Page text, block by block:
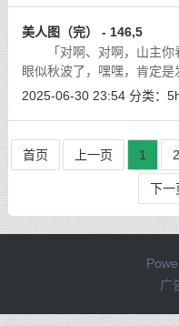
美人图（完） - 146,5
「对啊、对啊，山主你
眼似秋波了，嘿嘿，肯定
知道下面流水了没有？」
[
2025-06-30 23:54 分类：
首页 上一页 1 2
下一
广